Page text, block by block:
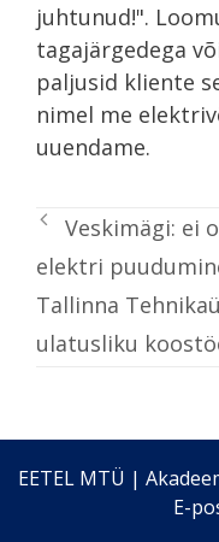
juhtunud!".
tagajärgedega
paljusid kliente
nimel me
uuendame.
Veskimägi: ei
elektri
Tallinna
ulatusliku
EETEL MTÜ |
E-